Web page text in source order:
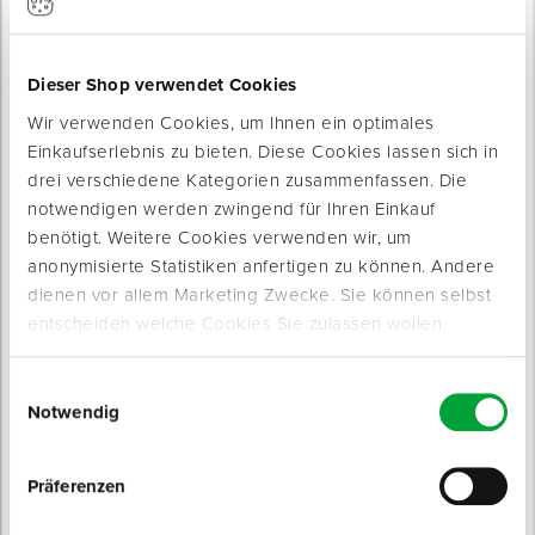
Dieser Shop verwendet Cookies
Wir verwenden Cookies, um Ihnen ein optimales
Einkaufserlebnis zu bieten. Diese Cookies lassen sich in
drei verschiedene Kategorien zusammenfassen. Die
notwendigen werden zwingend für Ihren Einkauf
benötigt. Weitere Cookies verwenden wir, um
anonymisierte Statistiken anfertigen zu können. Andere
dienen vor allem Marketing Zwecke. Sie können selbst
entscheiden welche Cookies Sie zulassen wollen.
Notwendig
Präferenzen
Sofort lieferbar
Ausführung: Abroller für
275,00 € / Stück
Bodenbeläge
Typ: Stufenlose Schnittbreiten- und
Schnitttiefeneinstellung
225,00 € / Stück
Anreibhammer
in Profi-Ausführung
Gewicht: 750 g
zum schonenden Anschlagen